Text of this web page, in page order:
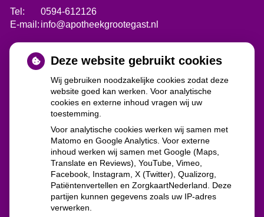
Tel:
0594-612126
E-mail: info@apotheekgrootegast.nl
Afhaallocatie Opende
Servicebalie Supermarkt Poiesz Opende
9865 AJ Opende
Openingstijden
Zie hiervoor de website van supermarkt Poiesz
Deze website gebruikt cookies
Wij gebruiken noodzakelijke cookies zodat deze
website goed kan werken. Voor analytische
cookies en externe inhoud vragen wij uw
toestemming.
Voor analytische cookies werken wij samen met
Matomo en Google Analytics. Voor externe
inhoud werken wij samen met Google (Maps,
Translate en Reviews), YouTube, Vimeo,
Facebook, Instagram, X (Twitter), Qualizorg,
Patiëntenvertellen en ZorgkaartNederland. Deze
partijen kunnen gegevens zoals uw IP-adres
verwerken.